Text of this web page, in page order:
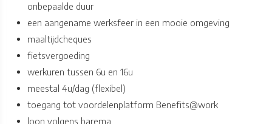
onbepaalde duur
een aangename werksfeer in een mooie omgeving
maaltijdcheques
fietsvergoeding
werkuren tussen 6u en 16u
meestal 4u/dag (flexibel)
toegang tot voordelenplatform Benefits@work
loon volgens barema